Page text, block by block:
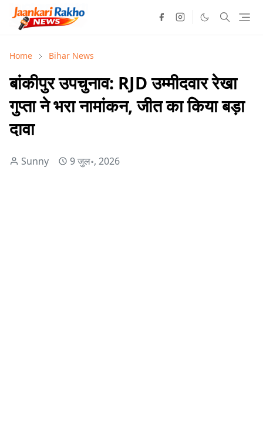
Home Bihar News
बांकीपुर उपचुनाव: RJD उम्मीदवार रेखा
गुप्ता ने भरा नामांकन, जीत का किया बड़ा
दावा
Sunny 9 जुल॰, 2026